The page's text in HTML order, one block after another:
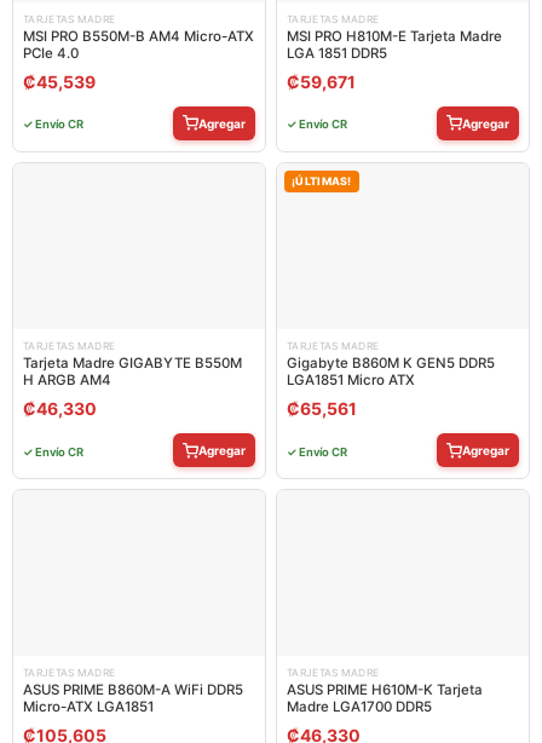
TARJETAS MADRE
MSI PRO B550M-B AM4 Micro-ATX
PCIe 4.0
₡45,539
✓ Envío CR Agregar
TARJETAS MADRE
MSI PRO H810M-E Tarjeta Madre
LGA 1851 DDR5
₡59,671
✓ Envío CR Agregar
TARJETAS MADRE
Tarjeta Madre GIGABYTE B550M
H ARGB AM4
₡46,330
✓ Envío CR Agregar
¡ÚLTIMAS!
TARJETAS MADRE
Gigabyte B860M K GEN5 DDR5
LGA1851 Micro ATX
₡65,561
✓ Envío CR Agregar
TARJETAS MADRE
ASUS PRIME B860M-A WiFi DDR5
Micro-ATX LGA1851
₡105,605
TARJETAS MADRE
ASUS PRIME H610M-K Tarjeta
Madre LGA1700 DDR5
₡46,330